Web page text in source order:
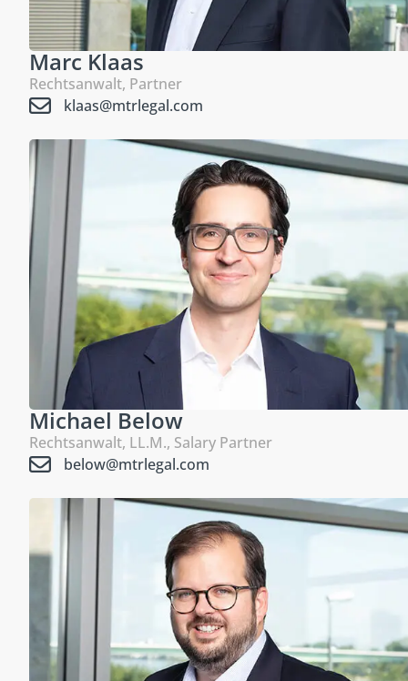
Marc Klaas
Rechtsanwalt, Partner
klaas@mtrlegal.com
Michael Below
Rechtsanwalt, LL.M., Salary Partner
below@mtrlegal.com